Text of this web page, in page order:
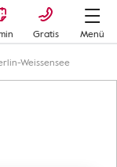
Gratis
Menü
Weissensee